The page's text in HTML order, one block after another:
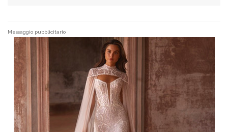
Messaggio pubblicitario